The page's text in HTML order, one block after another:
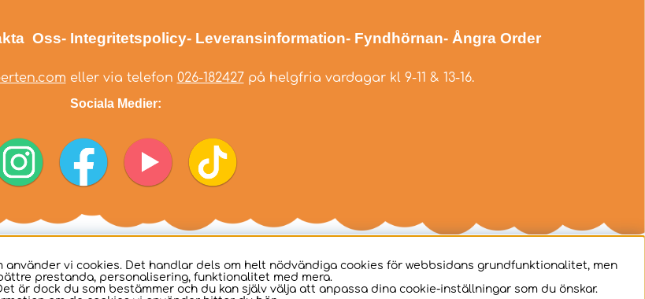
Oss- Integritetspolicy- Leveransinformation- Fyndhörnan- Ångra Order
eller via telefon 026-182427på helgfria vardagar kl 9-11 & 13-16.
Sociala Medier:
vi cookies. Det handlar dels om helt nödvändiga cookies för webbsidans grundfunktionalitet, men
prestanda, personalisering, funktionalitet med mera.
är dock du som bestämmer och du kan själv välja att anpassa dina cookie-inställningar som du önskar.